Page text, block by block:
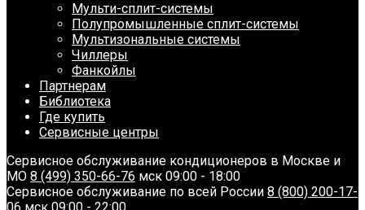
Мульти-сплит-системы
Полупромышленные сплит-системы
Мультизональные системы
Чиллеры
Фанкойлы
Партнерам
Библиотека
Где купить
Сервисные центры
Сервисное обслуживание кондиционеров в Москве и
МО 8 (499) 350-66-76 мск 09:00 - 18:00
Сервисное обслуживание по всей России 8 (800) 200-17-